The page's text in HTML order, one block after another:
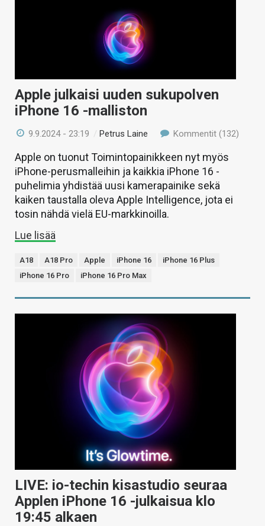
VAIHDA TEEMA
Apple julkaisi uuden sukupolven
iPhone 16 -malliston
9.9.2024 - 23:19 /Petrus Laine Kommentit (132)
Apple on tuonut Toimintopainikkeen nyt myös
iPhone-perusmalleihin ja kaikkia iPhone 16 -
puhelimia yhdistää uusi kamerapainike sekä
kaiken taustalla oleva Apple Intelligence, jota ei
tosin nähdä vielä EU-markkinoilla.
Lue lisää
A18 A18 Pro Apple iPhone 16
iPhone 16 Plus
iPhone 16 Pro
iPhone 16 Pro Max
LIVE: io-techin kisastudio seuraa
Applen iPhone 16 -julkaisua klo
19:45 alkaen